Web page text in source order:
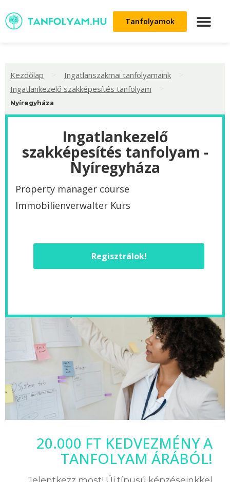
Tanfolyamok
Kezdőlap Ingatlanszakmai tanfolyamaink
Ingatlankezelő szakképesítés tanfolyam
Nyíregyháza
Ingatlankezelő
szakképesítés tanfolyam -
Nyíregyháza
Property manager course
Immobilienverwalter Kurs
Regisztrálok!
20.000 FT KEDVEZMÉNY A
TANFOLYAM ÁRÁBÓL!
Jelentkezz most! Új típusú képzéseinkkel